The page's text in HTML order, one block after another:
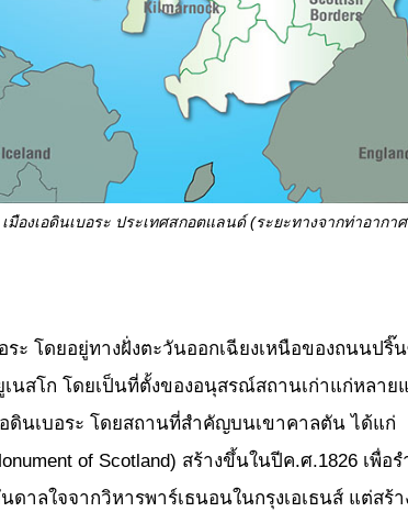
เมืองเอดินเบอระ ประเทศสกอตแลนด์ (ระยะทางจากท่าอากา
ระ โดยอยู่ทางฝั่งตะวันออกเฉียงเหนือของถนนป
นสโก โดยเป็นที่ตั้งของอนุสรณ์สถานเก่าแก่หล
ดินเบอระ โดยสถานที่สำคัญบนเขาคาลตัน ได้แก่
of Scotland) สร้างขึ้นในปีค.ศ.1826 เพื่
าลใจจากวิหารพาร์เธนอนในกรุงเอเธนส์ แต่สร้